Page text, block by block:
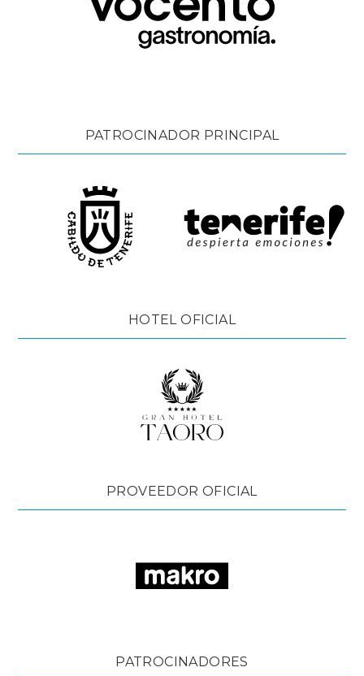
PATROCINADOR PRINCIPAL
HOTEL OFICIAL
PROVEEDOR OFICIAL
PATROCINADORES